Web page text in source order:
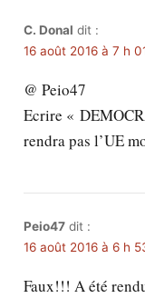
C. Donal dit :
16 août 2016 à 7 h
@ Peio47
Ecrire «
rendra pas l’UE
Peio47 dit :
16 août 2016 à 6 h
Faux!!! A été